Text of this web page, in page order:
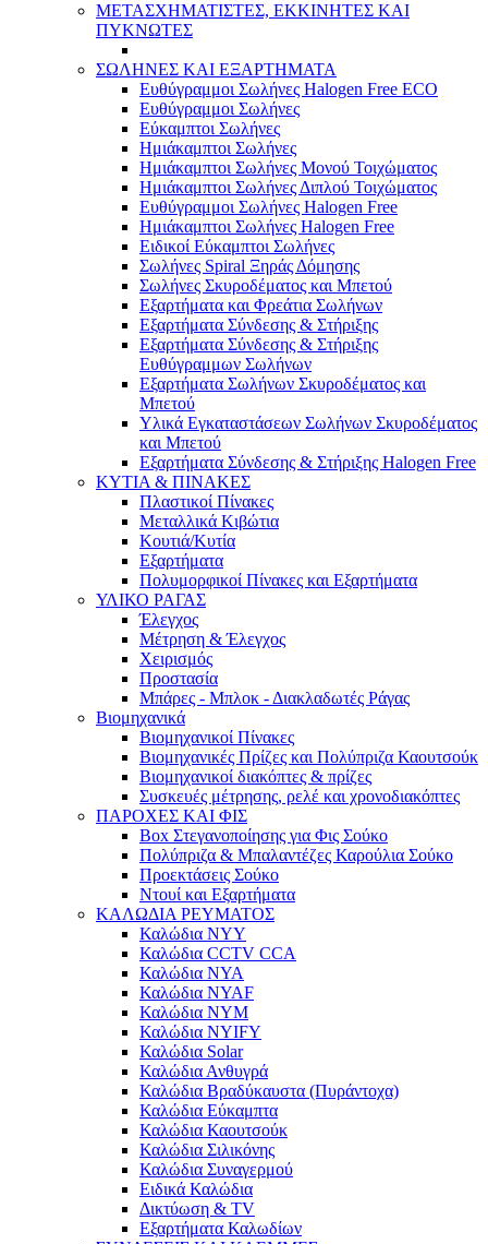
ΜΕΤΑΣΧΗΜΑΤΙΣΤΕΣ, ΕΚΚΙΝΗΤΕΣ ΚΑΙ
ΠΥΚΝΩΤΕΣ
ΣΩΛΗΝΕΣ ΚΑΙ ΕΞΑΡΤΗΜΑΤΑ
Ευθύγραμμοι Σωλήνες Halogen Free ECO
Ευθύγραμμοι Σωλήνες
Εύκαμπτοι Σωλήνες
Ημιάκαμπτοι Σωλήνες
Ημιάκαμπτοι Σωλήνες Μονού Τοιχώματος
Ημιάκαμπτοι Σωλήνες Διπλού Τοιχώματος
Ευθύγραμμοι Σωλήνες Halogen Free
Ημιάκαμπτοι Σωλήνες Halogen Free
Ειδικοί Εύκαμπτοι Σωλήνες
Σωλήνες Spiral Ξηράς Δόμησης
Σωλήνες Σκυροδέματος και Μπετού
Εξαρτήματα και Φρεάτια Σωλήνων
Εξαρτήματα Σύνδεσης & Στήριξης
Εξαρτήματα Σύνδεσης & Στήριξης
Ευθύγραμμων Σωλήνων
Εξαρτήματα Σωλήνων Σκυροδέματος και
Μπετού
Υλικά Εγκαταστάσεων Σωλήνων Σκυροδέματος
και Μπετού
Εξαρτήματα Σύνδεσης & Στήριξης Halogen Free
ΚΥΤΙΑ & ΠΙΝΑΚΕΣ
Πλαστικοί Πίνακες
Μεταλλικά Κιβώτια
Κουτιά/Κυτία
Εξαρτήματα
Πολυμορφικοί Πίνακες και Εξαρτήματα
ΥΛΙΚΟ ΡΑΓΑΣ
Έλεγχος
Μέτρηση & Έλεγχος
Χειρισμός
Προστασία
Μπάρες - Μπλοκ - Διακλαδωτές Ράγας
Βιομηχανικά
Βιομηχανικοί Πίνακες
Βιομηχανικές Πρίζες και Πολύπριζα Καουτσούκ
Βιομηχανικοί διακόπτες & πρίζες
Συσκευές μέτρησης, ρελέ και χρονοδιακόπτες
ΠΑΡΟΧΕΣ ΚΑΙ ΦΙΣ
Box Στεγανοποίησης για Φις Σούκο
Πολύπριζα & Μπαλαντέζες Καρούλια Σούκο
Προεκτάσεις Σούκο
Ντουί και Εξαρτήματα
ΚΑΛΩΔΙΑ ΡΕΥΜΑΤΟΣ
Καλώδια NYY
Καλώδια CCTV CCA
Καλώδια NYA
Καλώδια NYAF
Καλώδια NYM
Καλώδια NYIFY
Καλώδια Solar
Καλώδια Ανθυγρά
Καλώδια Βραδύκαυστα (Πυράντοχα)
Καλώδια Εύκαμπτα
Καλώδια Καουτσούκ
Καλώδια Σιλικόνης
Καλώδια Συναγερμού
Ειδικά Καλώδια
Δικτύωση & TV
Εξαρτήματα Καλωδίων